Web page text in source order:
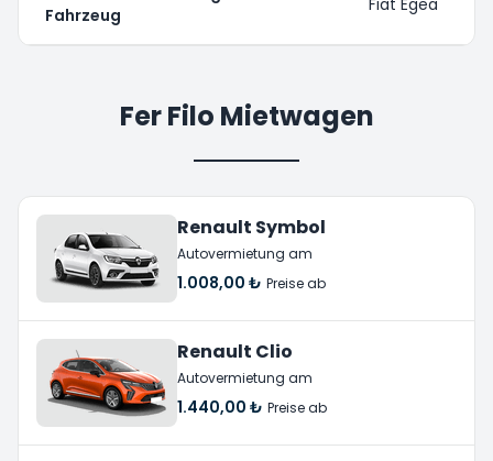
Fahrzeug
Fer Filo Mietwagen
Renault Symbol
Autovermietung am
1.008,00 ₺ Preise ab
Renault Clio
Autovermietung am
1.440,00 ₺ Preise ab